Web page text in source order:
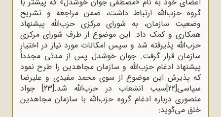
گروه حزب‌الله ارتباط داشت، ضمن مراجعه و تشریح
وضعیت سازمان، به شورای مرکزی حزب‌الله پیشنهاد
همکاری و کمک داد. این موضوع از طرف شورای مرکزی
حزب‌الله پذیرفته شد و سپس امکانات مورد نیاز در اختیار
سازمان قرار گرفت. جوان خوشدل پس از مدتی مجدداً
پیشنهاد ادغام حزب‌الله و سازمان مجاهدین را طرح نمود
که پذیرش این موضوع از سوی محمد مفیدی و علیرضا
سپاسی[22] سبب انشعاب در حزب‌الله شد.[23]
جواد
منصوری درباره ادغام گروه حزب‌الله با سازمان مجاهدین
خلق می‌گوید: